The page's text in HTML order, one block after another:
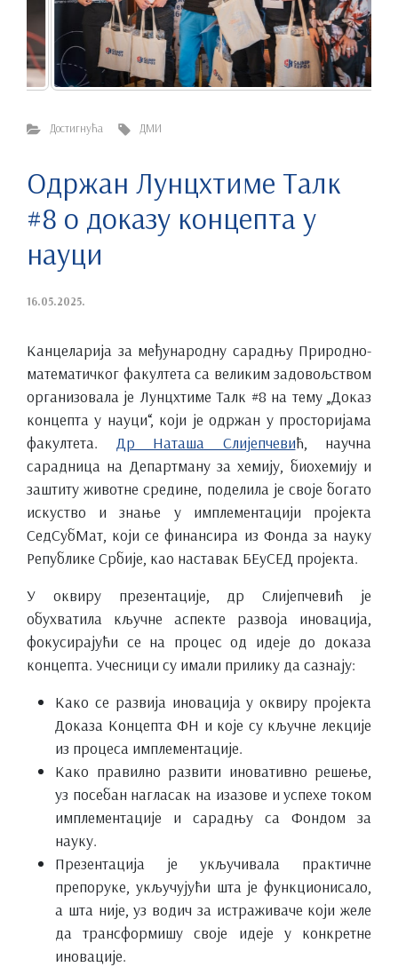
Достигнућа ДМИ
Одржан Лунцхтиме Талк
#8 о доказу концепта у
науци
16.05.2025.
Канцеларија за међународну сарадњу Природно-
математичког факултета са великим задовољством
организовала је Лунцхтиме Талк #8 на тему „Доказ
концепта у науци“, који је одржан у просторијама
факултета. Др Наташа Слијепчевић, научна
сарадница на Департману за хемију, биохемију и
заштиту животне средине, поделила је своје богато
искуство и знање у имплементацији пројекта
СедСубМат, који се финансира из Фонда за науку
Републике Србије, као наставак БЕуСЕД пројекта.
У оквиру презентације, др Слијепчевић је
обухватила кључне аспекте развоја иновација,
фокусирајући се на процес од идеје до доказа
концепта. Учесници су имали прилику да сазнају:
Како се развија иновација у оквиру пројекта
Доказа Концепта ФН и које су кључне лекције
из процеса имплементације.
Како правилно развити иновативно решење,
уз посебан нагласак на изазове и успехе током
имплементације и сарадњу са Фондом за
науку.
Презентација је укључивала практичне
препоруке, укључујући шта је функционисало,
а шта није, уз водич за истраживаче који желе
да трансформишу своје идеје у конкретне
иновације.